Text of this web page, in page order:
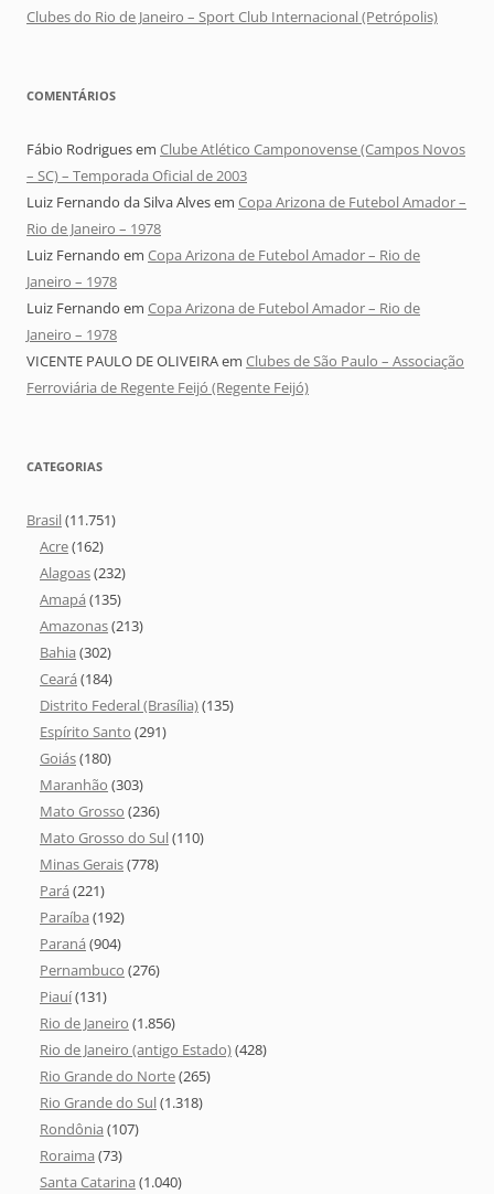
Clubes do Rio de Janeiro – Sport Club Internacional (Petrópolis)
COMENTÁRIOS
Fábio Rodriguesem Clube Atlético Camponovense (Campos Novos
– SC) – Temporada Oficial de 2003
Luiz Fernando da Silva Alvesem Copa Arizona de Futebol Amador –
Rio de Janeiro – 1978
Luiz Fernando em Copa Arizona de Futebol Amador – Rio de
Janeiro – 1978
Luiz Fernando em Copa Arizona de Futebol Amador – Rio de
Janeiro – 1978
VICENTE PAULO DE OLIVEIRAem Clubes de São Paulo – Associação
Ferroviária de Regente Feijó (Regente Feijó)
CATEGORIAS
Brasil(11.751)
Acre(162)
Alagoas(232)
Amapá (135)
Amazonas(213)
Bahia (302)
Ceará (184)
Distrito Federal (Brasília)(135)
Espírito Santo (291)
Goiás(180)
Maranhão (303)
Mato Grosso (236)
Mato Grosso do Sul(110)
Minas Gerais(778)
Pará (221)
Paraíba (192)
Paraná (904)
Pernambuco (276)
Piauí(131)
Rio de Janeiro (1.856)
Rio de Janeiro (antigo Estado)(428)
Rio Grande do Norte(265)
Rio Grande do Sul(1.318)
Rondônia (107)
Roraima (73)
Santa Catarina (1.040)